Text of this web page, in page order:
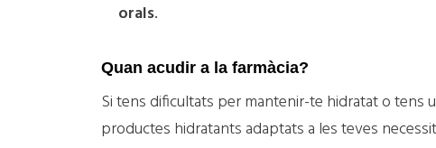
orals.
Quan acudir a la farmàcia?
Si tens dificultats per mantenir-te hidratat o tens
productes hidratants adaptats a les teves